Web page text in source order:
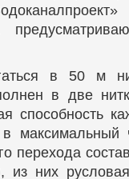
в 50 м
в две
способность
перехода
из них